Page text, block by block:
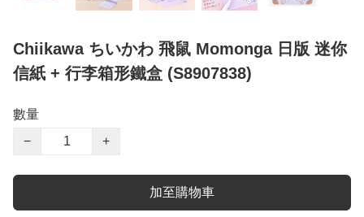
Chiikawa ちいかわ 飛鼠 Momonga 日版 迷你
信紙 + 行李箱形鐵盒 (S8907838)
數量
−
+
加至購物車